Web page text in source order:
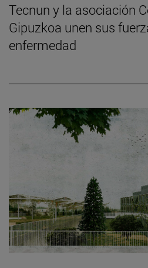
Tecnun y la asociación
Gipuzkoa unen sus
enfermedad